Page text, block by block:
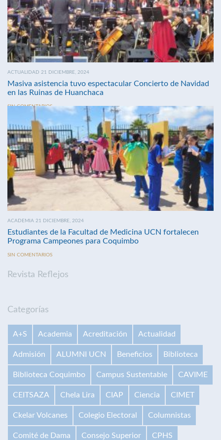
ACTUALIDAD 21 DICIEMBRE, 2024
Masiva asistencia tuvo espectacular Concierto de Navidad
en las Ruinas de Huanchaca
SIN COMENTARIOS
ACADEMIA 21 DICIEMBRE, 2024
Estudiantes de la Facultad de Medicina UCN fortalecen
Programa Campeones para Coquimbo
SIN COMENTARIOS
Revista Reflejos
Categorías
A+S Academia Acreditación Actualidad
Admisión ALUMNI UCN Beneficios Biblioteca
Biblioteca Coquimbo Campus Sustentable CAVIME
CEITSAZA Chela Lira CIAP Ciencia CIMET
Ckelar Volcanes Colegio Electoral Columnistas
Comité de Dama Consejo Superior CPHS